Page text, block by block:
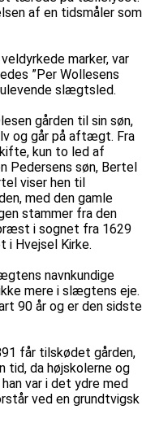
af en tidsmåler som
marker, var
”Per Wollesens
slægtsled.
gården til sin søn,
og går på aftægt. Fra
kun to led af
Pedersens søn, Bertel
viser hen til
med den gamle
stammer fra den
i sognet fra 1629
i Hvejsel Kirke.
navnkundige
mere i slægtens eje.
90 år og er den sidste
får tilskødet gården,
tid, da højskolerne og
var i det ydre med
ved en grundtvigsk